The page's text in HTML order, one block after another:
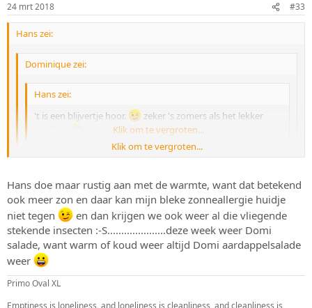
24 mrt 2018 #33
Hans zei:
Dominique zei:
Hans zei:
't is een blijvertje hoor.
zeker 's zomers als het lekker
Klik om te vergroten...
O.K. Ga ik m'n best voor doen, maar beloof niets.
Klik om te vergroten...
Hans doe maar rustig aan met de warmte, want dat betekend
ook meer zon en daar kan mijn bleke zonneallergie huidje
niet tegen
en dan krijgen we ook weer al die vliegende
stekende insecten :-S.....................deze week weer Domi
salade, want warm of koud weer altijd Domi aardappelsalade
weer
Primo Oval XL
Emptiness is loneliness, and loneliness is cleanliness, and cleanliness is